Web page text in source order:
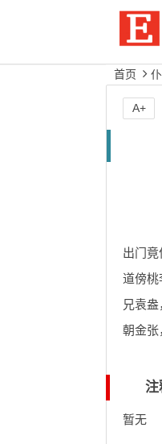
首页
出门竟
道傍桃
兄袁
朝金张
注
暂无
A+